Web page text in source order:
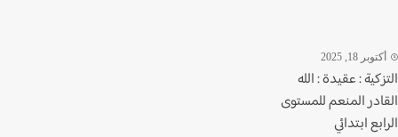
18, 2025
: عقيدة : الله
المنعم للمستوى
ابتدائي